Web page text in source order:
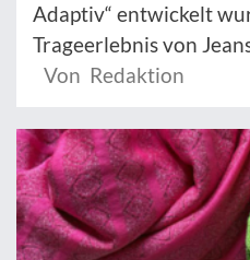
Adaptiv“ entwickelt
Trageerlebnis von
Von Redaktion